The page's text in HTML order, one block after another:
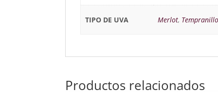
TIPO DE UVA Merlot, Tempranillo
Productos relacionados